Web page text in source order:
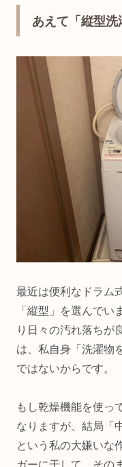
あえて「縦型
最近は便利なドラム
「縦型」を選んで
り日々の汚れ落ちが
は、私自身「洗濯物
ではないからです。
もし乾燥機能を使っ
なりますが、結局「
という私の大嫌いな